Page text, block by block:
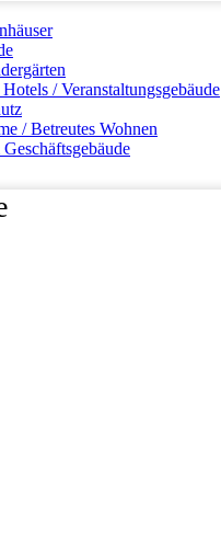
/ Veranstaltungsgebäude
/ Betreutes Wohnen